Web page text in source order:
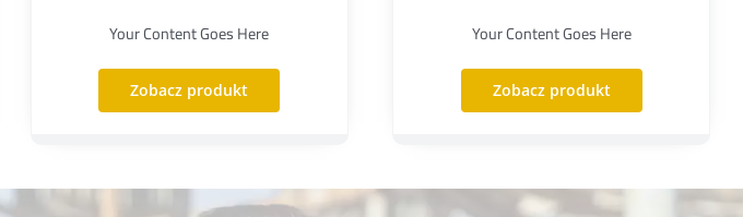
Your Content Goes Here
Zobacz produkt
Your Content Goes Here
Zobacz produkt